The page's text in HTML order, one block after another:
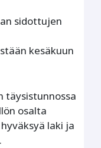
sidottujen
kesäkuun
täysistunnossa
osalta
laki ja